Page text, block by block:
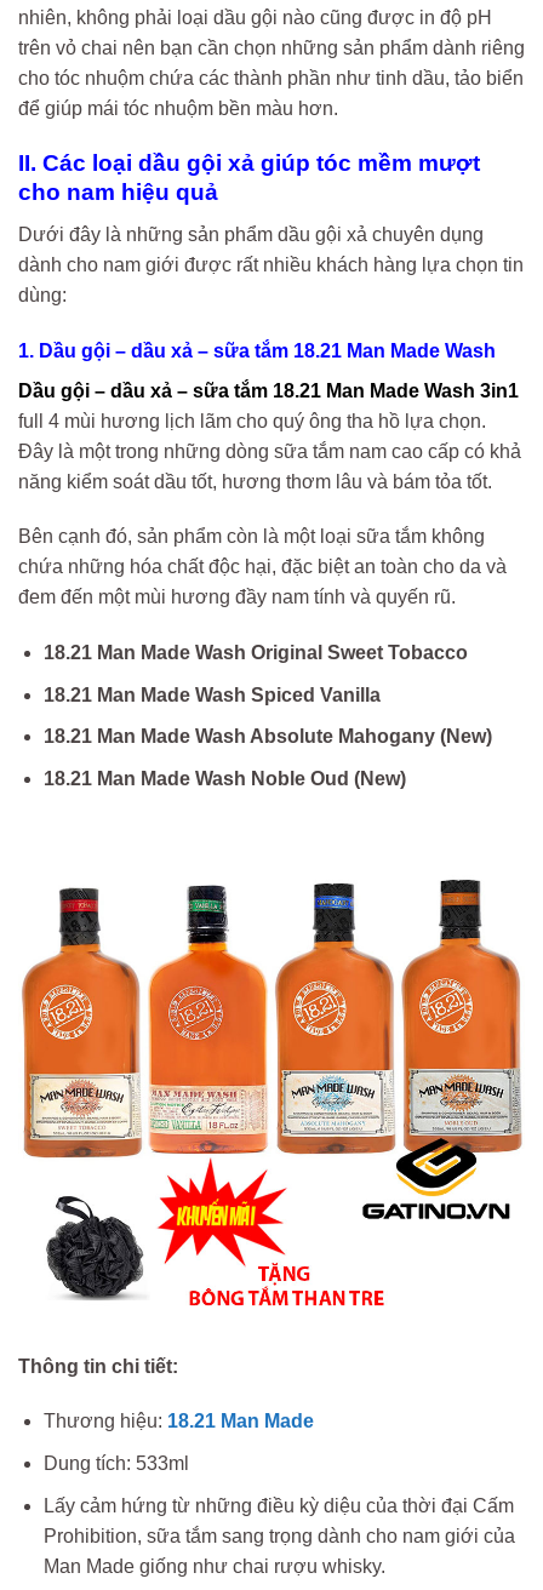
nhiên, không phải loại dầu gội nào cũng được in độ pH
trên vỏ chai nên bạn cần chọn những sản phẩm dành riêng
cho tóc nhuộm chứa các thành phần như tinh dầu, tảo biển
để giúp mái tóc nhuộm bền màu hơn.
II. Các loại dầu gội xả giúp tóc mềm mượt
cho nam hiệu quả
Dưới đây là những sản phẩm dầu gội xả chuyên dụng
dành cho nam giới được rất nhiều khách hàng lựa chọn tin
dùng:
1. Dầu gội – dầu xả – sữa tắm 18.21 Man Made Wash
Dầu gội – dầu xả – sữa tắm 18.21 Man Made Wash 3in1
full 4 mùi hương lịch lãm cho quý ông tha hồ lựa chọn.
Đây là một trong những dòng sữa tắm nam cao cấp có khả
năng kiểm soát dầu tốt, hương thơm lâu và bám tỏa tốt.
Bên cạnh đó, sản phẩm còn là một loại sữa tắm không
chứa những hóa chất độc hại, đặc biệt an toàn cho da và
đem đến một mùi hương đầy nam tính và quyến rũ.
18.21 Man Made Wash Original Sweet Tobacco
18.21 Man Made Wash Spiced Vanilla
18.21 Man Made Wash Absolute Mahogany (New)
18.21 Man Made Wash Noble Oud (New)
Thông tin chi tiết:
Thương hiệu: 18.21 Man Made
Dung tích: 533ml
Lấy cảm hứng từ những điều kỳ diệu của thời đại Cấm
Prohibition, sữa tắm sang trọng dành cho nam giới của
Man Made giống như chai rượu whisky.